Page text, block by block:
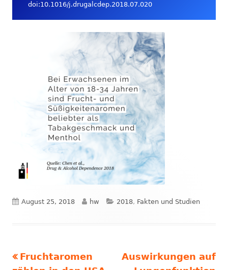
doi:10.1016/j.drugalcdep.2018.07.020
Veröffentlicht
August 25, 2018 Autor
hw Kategorien
2018, Fakten und Studien
Beitrags-
Vorheriger
Fruchtaromen
Nächster
Auswirkungen auf